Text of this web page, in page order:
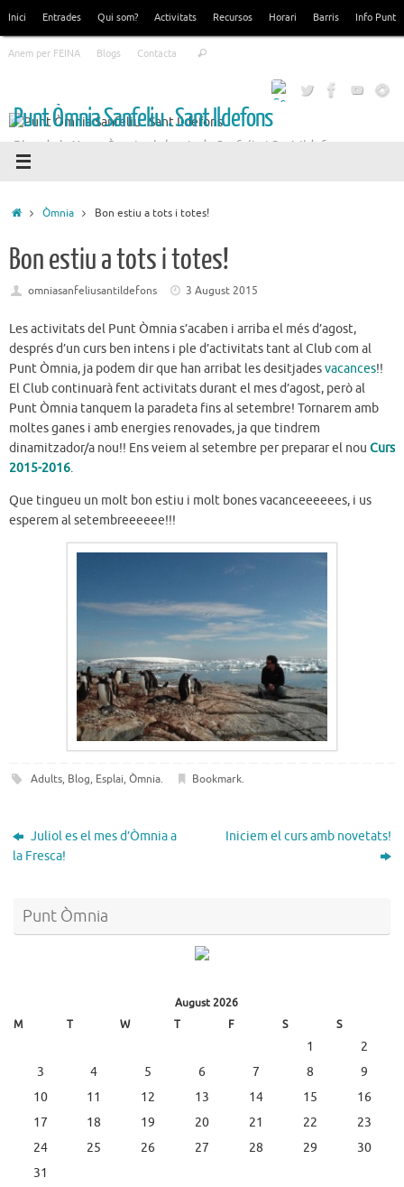
content
Inici Entrades Qui som? Activitats Recursos Horari Barris Info Punt
Anem per FEINA Blogs Contacta Search
Punt Òmnia Sanfeliu . Sant Ildefons
Blog de la Xarxa Òmnia als barris de Sanfeliu i Sant Ildefons
HomeÒmnia Bon estiu a tots i totes!
Bon estiu a tots i totes!
omniasanfeliusantildefons 3 August 2015
Les activitats del Punt Òmnia s’acaben i arriba el més d’agost,
després d’un curs ben intens i ple d’activitats tant al Club com al
Punt Òmnia, ja podem dir que han arribat les desitjadesvacances!!
El Club continuarà fent activitats durant el mes d’agost, però al
Punt Òmnia tanquem la paradeta fins al setembre! Tornarem amb
moltes ganes i amb energies renovades, ja que tindrem
dinamitzador/a nou!! Ens veiem al setembre per preparar el nou Curs
2015-2016.
Que tingueu un molt bon estiu i molt bones vacanceeeeees, i us
esperem al setembreeeeee!!!
Adults, Blog, Esplai, Òmnia. Bookmark.
Juliol es el mes d’Òmnia a
la Fresca!
Iniciem el curs amb novetats!
Punt Òmnia
August 2026
M
T W T F S S
1
2
3
4 5 6 7 8
9
10
11 12 13 14 15
16
17
18 19 20 21 22
23
24
25 26 27 28 29
30
31